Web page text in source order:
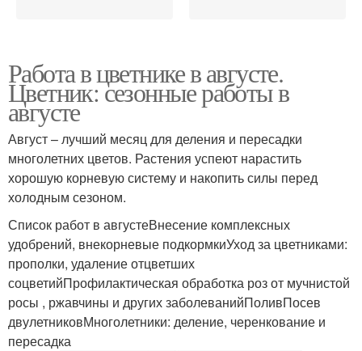
Работа в цветнике в августе.
Цветник: сезонные работы в
августе
Август – лучший месяц для деления и пересадки
многолетних цветов. Растения успеют нарастить
хорошую корневую систему и накопить силы перед
холодным сезоном.
Список работ в августеВнесение комплексных
удобрений, внекорневые подкормкиУход за цветниками:
прополки, удаление отцветших
соцветийПрофилактическая обработка роз от мучнистой
росы , ржавчины и других заболеванийПоливПосев
двулетниковМноголетники: деление, черенкование и
пересадка